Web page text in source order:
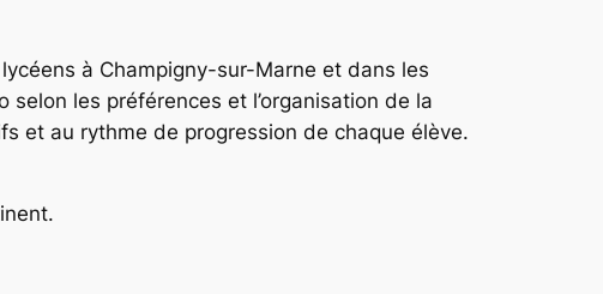
à Champigny-sur-Marne et dans les
les préférences et l’organisation de la
et au rythme de progression de chaque élève.